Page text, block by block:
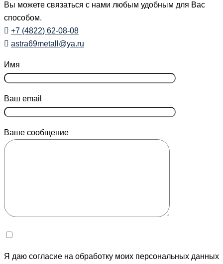
Вы можете связаться с нами любым удобным для Вас
способом.
+7 (4822) 62-08-08
astra69metall@ya.ru
Имя
Ваш email
Ваше сообщение
Я даю согласие на обработку моих персональных данных